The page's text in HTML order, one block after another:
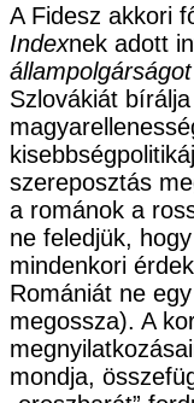
A Fidesz akkori
Indexnek adott
Szlovákiát
szereposztás
a románok a
ne feledjük,
mindenkori
Romániát ne
megossza). A
mondja,